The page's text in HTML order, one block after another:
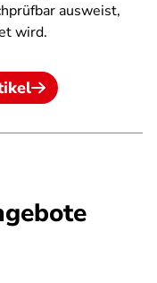
ausweist,
wird.